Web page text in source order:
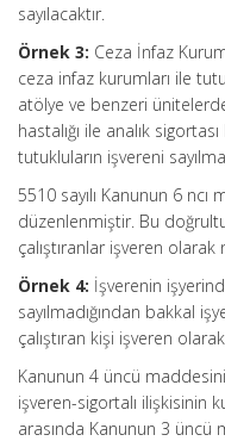
sayılacaktır.
Örnek 3: Ceza İnfaz
ceza infaz kurumları ile
atölye ve benzeri
hastalığı ile analık
tutukluların işvereni
5510 sayılı Kanunun 6
düzenlenmiştir. Bu
çalıştıranlar işveren
Örnek 4: İşverenin
sayılmadığından bakkal
çalıştıran kişi işveren
Kanunun 4 üncü
işveren-sigortalı ilişkisinin
arasında Kanunun 3